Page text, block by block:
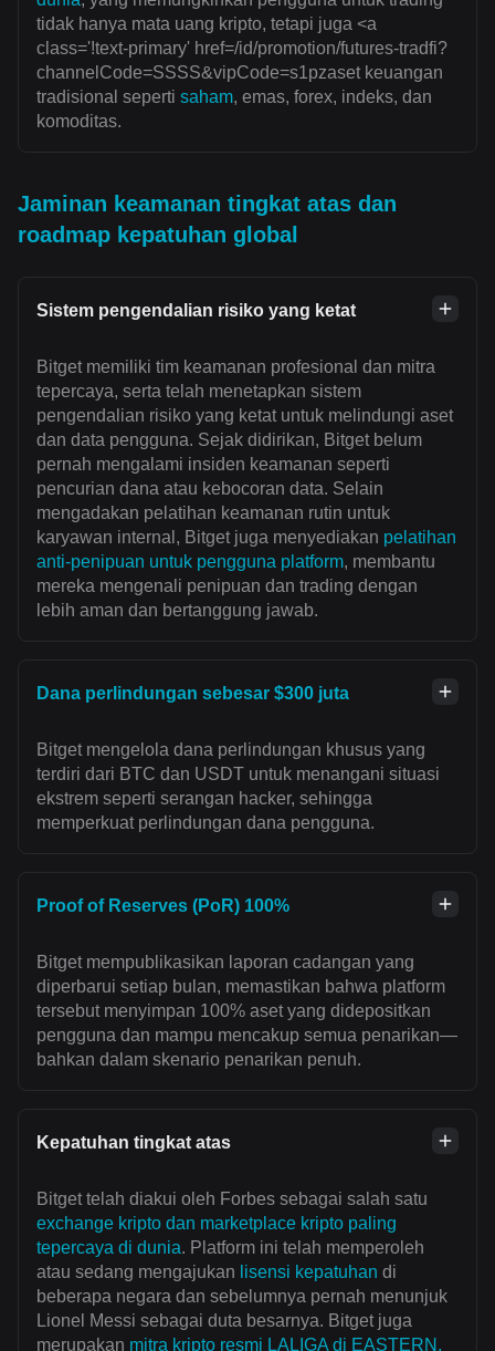
tidak hanya mata uang kripto, tetapi juga <a
class='!text-primary' href=/id/promotion/futures-tradfi?
channelCode=SSSS&vipCode=s1pzaset keuangan
tradisional seperti saham, emas, forex, indeks, dan
komoditas.
Jaminan keamanan tingkat atas dan
roadmap kepatuhan global
Sistem pengendalian risiko yang ketat
Bitget memiliki tim keamanan profesional dan mitra
tepercaya, serta telah menetapkan sistem
pengendalian risiko yang ketat untuk melindungi aset
dan data pengguna. Sejak didirikan, Bitget belum
pernah mengalami insiden keamanan seperti
pencurian dana atau kebocoran data. Selain
mengadakan pelatihan keamanan rutin untuk
karyawan internal, Bitget juga menyediakan pelatihan
anti-penipuan untuk pengguna platform, membantu
mereka mengenali penipuan dan trading dengan
lebih aman dan bertanggung jawab.
Dana perlindungan sebesar $300 juta
Bitget mengelola dana perlindungan khusus yang
terdiri dari BTC dan USDT untuk menangani situasi
ekstrem seperti serangan hacker, sehingga
memperkuat perlindungan dana pengguna.
Proof of Reserves (PoR) 100%
Bitget mempublikasikan laporan cadangan yang
diperbarui setiap bulan, memastikan bahwa platform
tersebut menyimpan 100% aset yang didepositkan
pengguna dan mampu mencakup semua penarikan—
bahkan dalam skenario penarikan penuh.
Kepatuhan tingkat atas
Bitget telah diakui oleh Forbes sebagai salah satu
exchange kripto dan marketplace kripto paling
tepercaya di dunia. Platform ini telah memperoleh
atau sedang mengajukan lisensi kepatuhan di
beberapa negara dan sebelumnya pernah menunjuk
Lionel Messi sebagai duta besarnya. Bitget juga
merupakan mitra kripto resmi LALIGA di EASTERN,